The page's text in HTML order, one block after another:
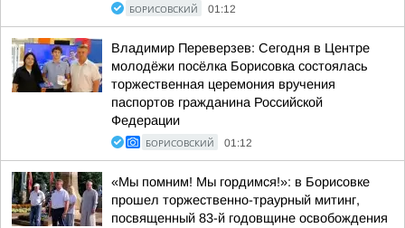
БОРИСОВСКИЙ 01:12
Владимир Переверзев: Сегодня в Центре
молодёжи посёлка Борисовка состоялась
торжественная церемония вручения
паспортов гражданина Российской
Федерации
БОРИСОВСКИЙ 01:12
«Мы помним! Мы гордимся!»: в Борисовке
прошел торжественно-траурный митинг,
посвященный 83-й годовщине освобождения